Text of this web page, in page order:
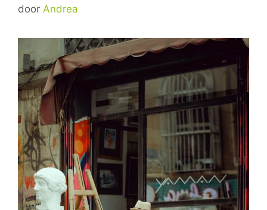
door Andrea